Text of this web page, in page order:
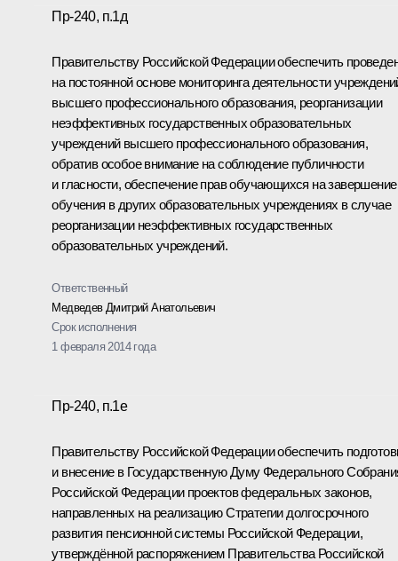
Пр-240, п.1д
Правительству Российской Федерации обеспечить
на постоянной основе мониторинга деятельности
высшего профессионального образования, реорганизации
неэффективных государственных образовательных
учреждений высшего профессионального образования,
обратив особое внимание на соблюдение публичности
и гласности, обеспечение прав обучающихся на завершение
обучения в других образовательных учреждениях в случае
реорганизации неэффективных государственных
образовательных учреждений.
Ответственный
Медведев Дмитрий Анатольевич
Срок исполнения
1 февраля 2014 года
Пр-240, п.1е
Правительству Российской Федерации обеспечить
и внесение в Государственную Думу Федерального
Российской Федерации проектов федеральных законов,
направленных на реализацию Стратегии долгосрочного
развития пенсионной системы Российской Федерации,
утверждённой распоряжением Правительства Российской